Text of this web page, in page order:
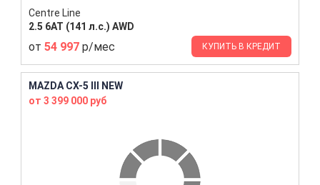
Centre Line
2.5 6AT (141 л.с.) AWD
от 54 997 р/мес КУПИТЬ В КРЕДИТ
MAZDA CX-5 III NEW
от 3 399 000 руб